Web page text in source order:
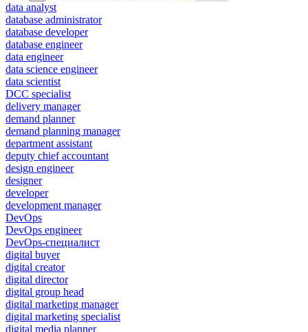
data analyst
database administrator
database developer
database engineer
data engineer
data science engineer
data scientist
DCC specialist
delivery manager
demand planner
demand planning manager
department assistant
deputy chief accountant
design engineer
designer
developer
development manager
DevOps
DevOps engineer
DevOps-специалист
digital buyer
digital creator
digital director
digital group head
digital marketing manager
digital marketing specialist
digital media planner